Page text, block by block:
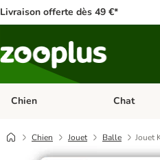
Livraison offerte dès 49 €*
Chien Dérouler les
Chat
Chien Jouet Balle
Jouet